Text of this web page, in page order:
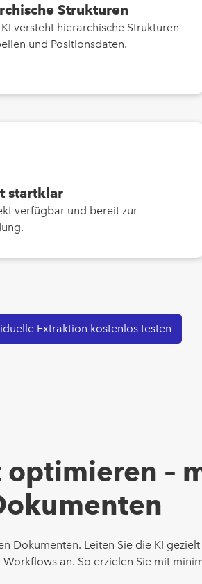
Strukturen
versteht hierarchische Strukturen
und Positionsdaten.
startklar
verfügbar und bereit zur
Extraktion kostenlos testen
–
Dokumenten. Leiten Sie die KI
an. So erzielen Sie mit